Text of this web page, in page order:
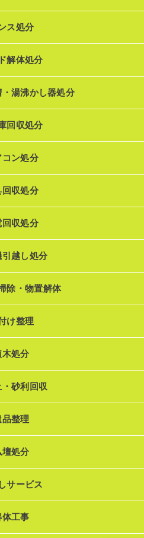
ス処分
解体処分
湯沸かし器処分
回収処分
コン処分
回収処分
回収処分
引越し処分
除・物置解体
け整理
木処分
砂利回収
品整理
壇処分
サービス
体工事